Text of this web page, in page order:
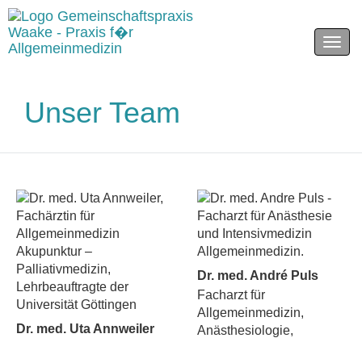
Unser Team
Dr. med. Uta Annweiler
Dr. med. André Puls
Facharzt für
Allgemeinmedizin,
Anästhesiologie,